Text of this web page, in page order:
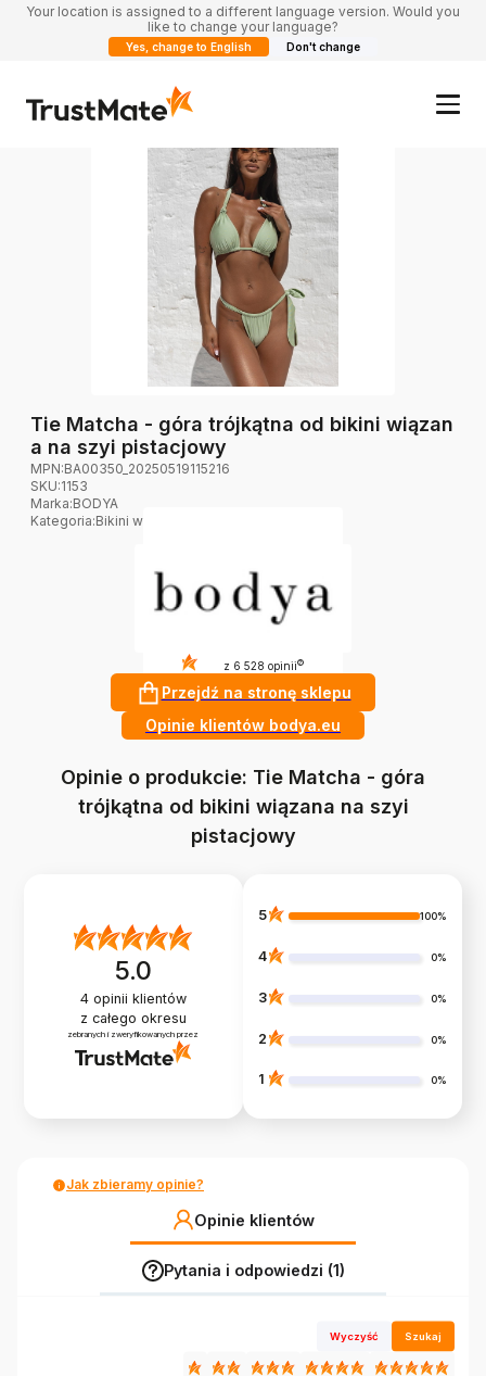
Your location is assigned to a different language version. Would you
like to change your language?
Yes, change to English Don't change
Tie Matcha - góra trójkątna od bikini wiązan
a na szyi pistacjowy
MPN:BA00350_20250519115216
SKU:1153
Marka:BODYA
Kategoria:Bikini wiązane na szyi
4.8 z 6 528 opinii ?
Przejdź na stronę sklepu
Opinie klientów bodya.eu
Opinie o produkcie: Tie Matcha - góra
trójkątna od bikini wiązana na szyi
pistacjowy
5.0
4opinii klientów
z całego okresu
zebranych i zweryfikowanych przez
5 100%
4 0%
3 0%
2 0%
1 0%
Jak zbieramy opinie?
Opinie klientów
Pytania i odpowiedzi (1)
Wyczyść Szukaj